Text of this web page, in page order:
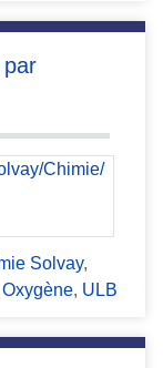
par
Solvay,
Oxygène, ULB